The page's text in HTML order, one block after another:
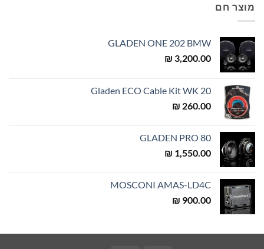
מוצר חם
GLADEN ONE 202 BMW
₪ 3,200.00
Gladen ECO Cable Kit WK 20
₪ 260.00
GLADEN PRO 80
₪ 1,550.00
MOSCONI AMAS-LD4C
₪ 900.00